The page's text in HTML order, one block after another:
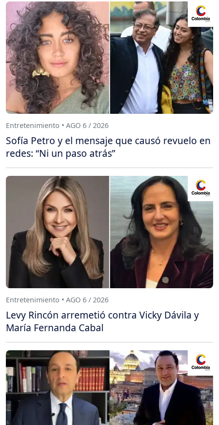
Entretenimiento • AGO 6 / 2026
Sofía Petro y el mensaje que causó revuelo en
redes: “Ni un paso atrás”
Entretenimiento • AGO 6 / 2026
Levy Rincón arremetió contra Vicky Dávila y
María Fernanda Cabal